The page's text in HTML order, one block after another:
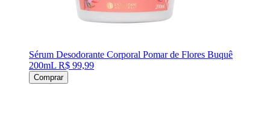
Sérum Desodorante Corporal Pomar de Flores Buquê
200mL R$ 99,99
Comprar